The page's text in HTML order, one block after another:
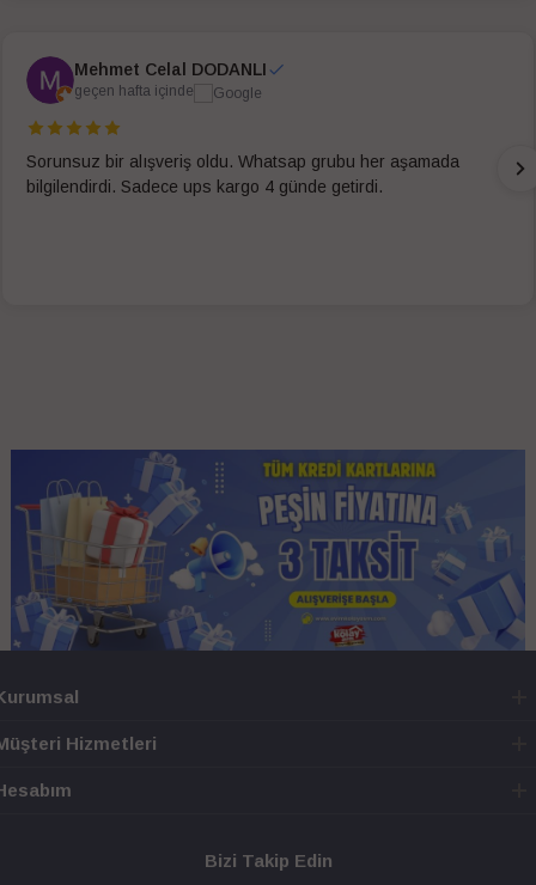
Mehmet Celal DODANLI
geçen hafta içinde
Sorunsuz bir alışveriş oldu. Whatsap grubu her aşamada
bilgilendirdi. Sadece ups kargo 4 günde getirdi.
Hizmetleri
Bizi Takip Edin